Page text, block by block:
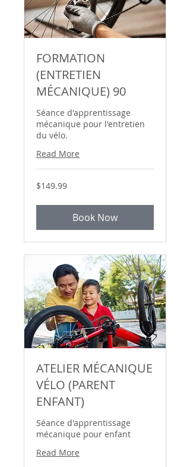
FORMATION
(ENTRETIEN
MÉCANIQUE) 90
Séance d'apprentissage
mécanique pour l'entretien
du vélo.
Read More
149.99
Canadian
$149.99
Book Now
ATELIER MÉCANIQUE
VÉLO (PARENT
ENFANT)
Séance d'apprentissage
mécanique pour enfant
Read More